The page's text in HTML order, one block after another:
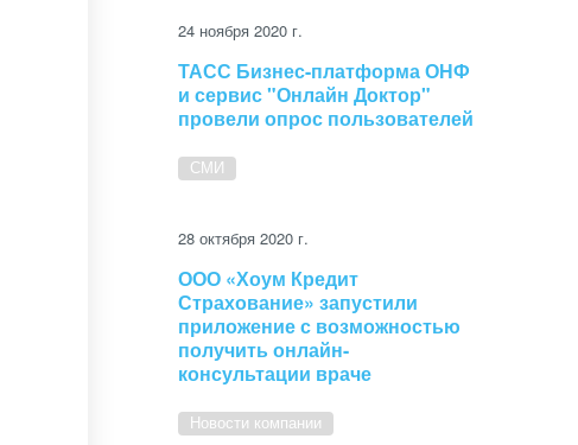
24 ноября 2020 г.
ТАСС Бизнес-платформа ОНФ
и сервис "Онлайн Доктор"
провели опрос пользователей
СМИ
28 октября 2020 г.
ООО «Хоум Кредит
Страхование» запустили
приложение с возможностью
получить онлайн-
консультации враче
Новости компании